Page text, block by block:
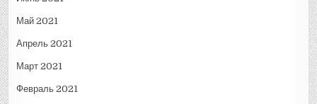
Май 2021
Апрель 2021
Март 2021
Февраль 2021